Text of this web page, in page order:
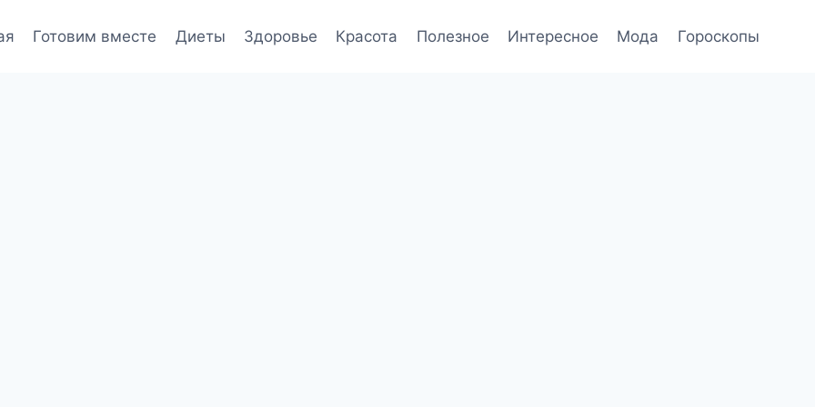
Готовим вместе Диеты Здоровье Красота Полезное Интересное Мода Гороскопы